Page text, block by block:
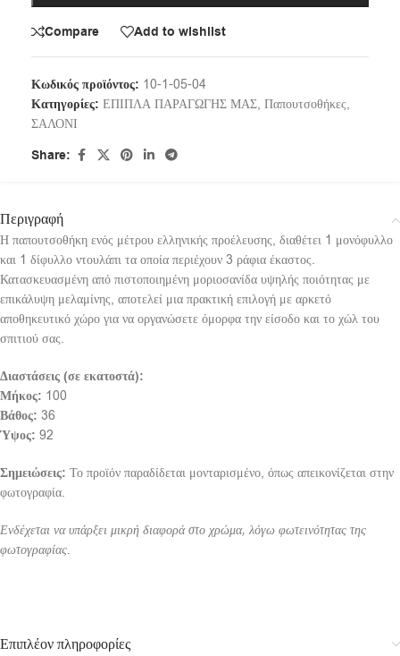
Compare Add to wishlist
Κωδικός προϊόντος: 10-1-05-04
Κατηγορίες: ΕΠΙΠΛΑ ΠΑΡΑΓΩΓΗΣ ΜΑΣ, Παπουτσοθήκες,
ΣΑΛΟΝΙ
Share:
Περιγραφή
Η παπουτσοθήκη ενός μέτρου ελληνικής προέλευσης, διαθέτει 1 μονόφυλλο
και 1 δίφυλλο ντουλάπι τα οποία περιέχουν 3 ράφια έκαστος.
Κατασκευασμένη από πιστοποιημένη μοριοσανίδα υψηλής ποιότητας με
επικάλυψη μελαμίνης, αποτελεί μια πρακτική επιλογή με αρκετό
αποθηκευτικό χώρο για να οργανώσετε όμορφα την είσοδο και το χώλ του
σπιτιού σας.
Διαστάσεις (σε εκατοστά):
Μήκος: 100
Βάθος: 36
Ύψος: 92
Σημειώσεις: Το προϊόν παραδίδεται μονταρισμένο, όπως απεικονίζεται στην
φωτογραφία.
Ενδέχεται να υπάρξει μικρή διαφορά στο χρώμα, λόγω φωτεινότητας της
φωτογραφίας.
Επιπλέον πληροφορίες